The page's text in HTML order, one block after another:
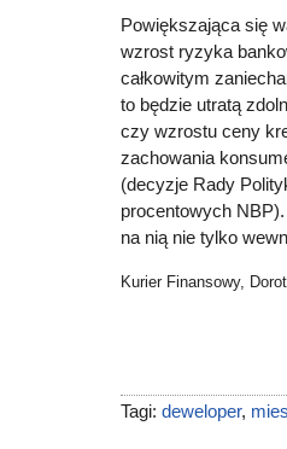
Powiększająca się
wzrost ryzyka
całkowitym
to będzie utratą
czy wzrostu ceny
zachowania
(decyzje Rady
procentowych
na nią nie tylko
Kurier Finansowy,
Tagi: deweloper,